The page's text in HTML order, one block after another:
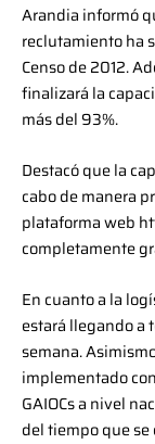
Arandia informó
reclutamiento ha
Censo de 2012.
finalizará la
más del 93%.
Destacó que la
cabo de manera
plataforma web
completamente
En cuanto a la
estará llegando a
semana.
implementado
GAIOCs a nivel
del tiempo que